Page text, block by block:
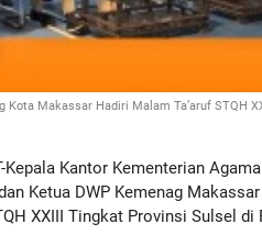
Kota Makassar Hadiri Malam Ta’aruf STQH
Kepala Kantor Kementerian
Ketua DWP Kemenag
XXIII Tingkat Provinsi Sulsel